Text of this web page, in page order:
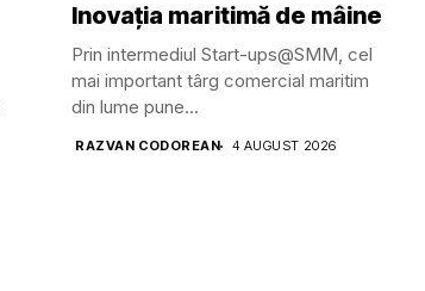
Inovația maritimă de mâine
Prin intermediul Start-ups@SMM, cel
mai important târg comercial maritim
din lume pune...
RAZVAN CODOREAN 4 AUGUST 2026